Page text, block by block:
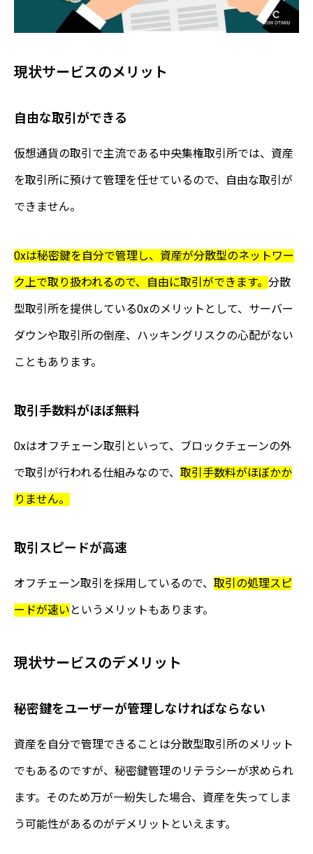
現状サービスのメリット
自由な取引ができる
仮想通貨の取引で主流である中央集権取引所では、資産
を取引所に預けて管理を任せているので、自由な取引が
できません。
0xは秘密鍵を自分で管理し、資産が分散型のネットワー
ク上で取り扱われるので、自由に取引ができます。 分散
型取引所を提供している0xのメリットとして、サーバー
ダウンや取引所の倒産、ハッキングリスクの心配がない
こともあります。
取引手数料がほぼ無料
0xはオフチェーン取引といって、ブロックチェーンの外
で取引が行われる仕組みなので、 取引手数料がほぼかか
りません。
取引スピードが高速
オフチェーン取引を採用しているので、 取引の処理スピ
ードが速い というメリットもあります。
現状サービスのデメリット
秘密鍵をユーザーが管理しなければならない
資産を自分で管理できることは分散型取引所のメリット
でもあるのですが、秘密鍵管理のリテラシーが求められ
ます。そのため万が一紛失した場合、資産を失ってしま
う可能性があるのがデメリットといえます。